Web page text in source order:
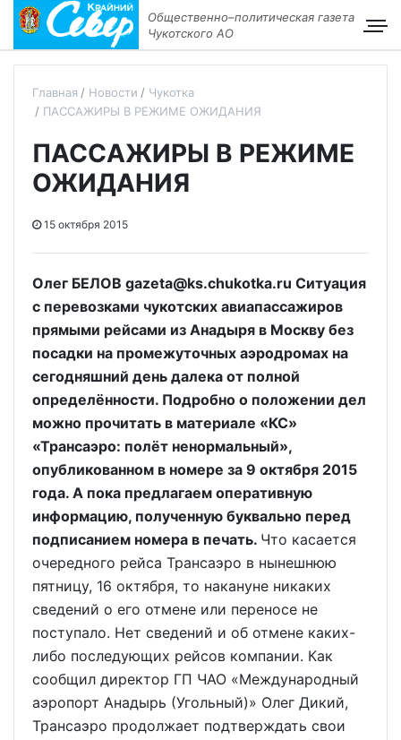
Общественно–политическая газета
Чукотского АО
Главная Новости
Чукотка
ПАССАЖИРЫ В РЕЖИМЕ ОЖИДАНИЯ
ПАССАЖИРЫ В РЕЖИМЕ
ОЖИДАНИЯ
15 октября 2015
Олег БЕЛОВ gazeta@ks.chukotka.ru Ситуация
с перевозками чукотских авиапассажиров
прямыми рейсами из Анадыря в Москву без
посадки на промежуточных аэродромах на
сегодняшний день далека от полной
определённости. Подробно о положении дел
можно прочитать в материале «КС»
«Трансаэро: полёт ненормальный»,
опубликованном в номере за 9 октября 2015
года. А пока предлагаем оперативную
информацию, полученную буквально перед
подписанием номера в печать. Что касается
очередного рейса Трансаэро в нынешнюю
пятницу, 16 октября, то накануне никаких
сведений о его отмене или переносе не
поступало. Нет сведений и об отмене каких-
либо последующих рейсов компании. Как
сообщил директор ГП ЧАО «Международный
аэропорт Анадырь (Угольный)» Олег Дикий,
Трансаэро продолжает подтверждать свои